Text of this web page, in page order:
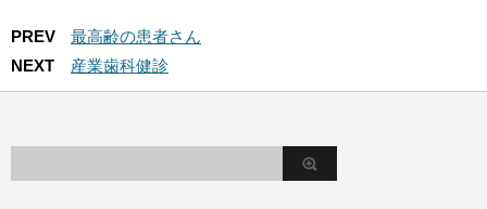
PREV
最高齢の患者さん
NEXT
産業歯科健診